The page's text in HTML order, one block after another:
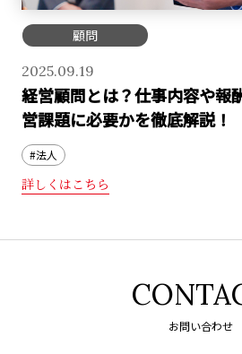
顧問
2025.09.19
経営顧問とは？仕事内容や報
営課題に必要かを徹底解説！
#法人
詳しくはこちら
お問い合わせ